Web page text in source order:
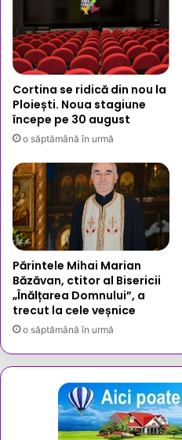
melodie
dedicată
țării
Cortina se ridică din nou la
Ploiești. Noua stagiune
începe pe 30 august
o săptămână în urmă
Părintele Mihai Marian
Băzăvan, ctitor al Bisericii
„Înălțarea Domnului”, a
trecut la cele veșnice
o săptămână în urmă